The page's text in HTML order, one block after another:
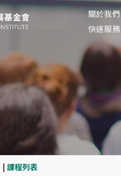
關於我們
關於我們
快速服務
| 課程列表